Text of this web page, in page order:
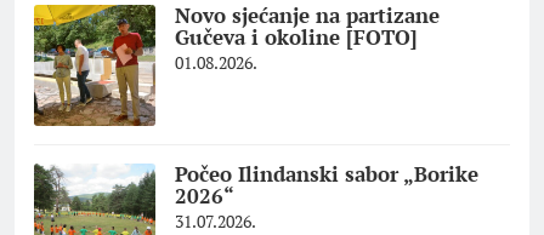
Novo sjećanje na partizane
Gučeva i okoline [FOTO]
01.08.2026.
Počeo Ilindanski sabor „Borike
2026“
31.07.2026.